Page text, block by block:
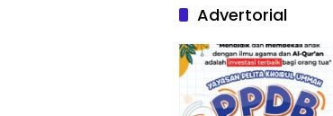
Advertorial